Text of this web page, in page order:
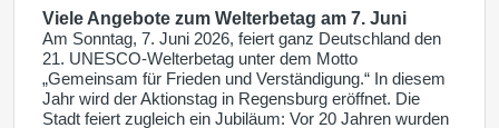
Viele Angebote zum Welterbetag am 7. Juni
Am Sonntag, 7. Juni 2026, feiert ganz Deutschland den
21. UNESCO-Welterbetag unter dem Motto
„Gemeinsam für Frieden und Verständigung.“ In diesem
Jahr wird der Aktionstag in Regensburg eröffnet. Die
Stadt feiert zugleich ein Jubiläum: Vor 20 Jahren wurden